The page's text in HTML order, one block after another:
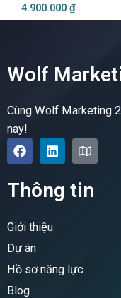
4.900.000 ₫
Wolf
Cùng Wolf Marketing
nay!
F
a
c
e
b
o
k
L
i
n
e
n
M
a
p
Thông tin
Giới thiệu
Dự án
Hồ sơ năng lực
Blog